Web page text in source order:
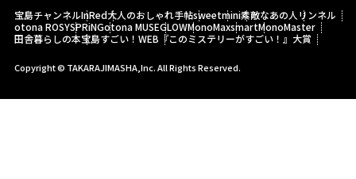
宝島チャンネルInRed大人のおしゃれ手帖sweetmini素敵なあの人 リンネル
otona ROSYSPRiNGotona MUSEGLOWMonoMaxsmartMonoMaster
田舎暮らしの本宝島すごい！WEB 『このミステリーがすごい！』大賞
Copyright © TAKARAJIMASHA,Inc. All Rights Reserved.